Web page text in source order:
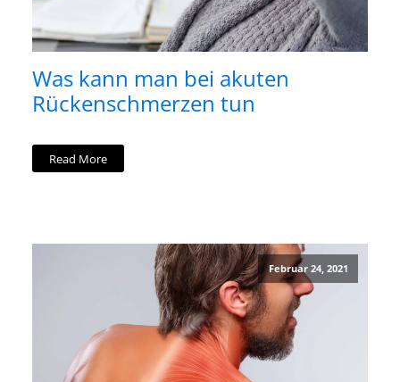
Was kann man bei akuten
Rückenschmerzen tun
Read More
Februar 24, 2021